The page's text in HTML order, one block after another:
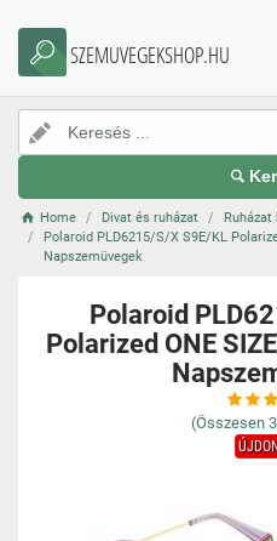
SZEMUVEGEKSHOP.HU
Home Divat és ruházat
Polaroid PLD6215/S/X S9E/KL
Napszemüvegek
Polaroid
Polarized ONE
(Összesen 3